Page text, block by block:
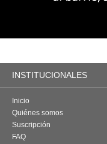
INSTITUCIONALES
Inicio
Quiénes somos
Suscripción
FAQ